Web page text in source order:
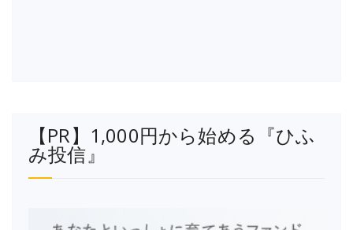
【PR】1,000円から始める『ひふ
み投信』